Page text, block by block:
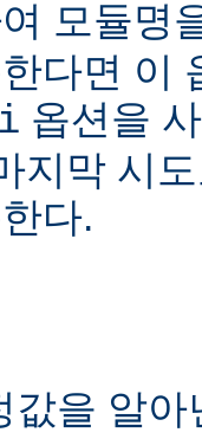
모듈명
다면 이
옵션을
지막 시
다.
값을 알